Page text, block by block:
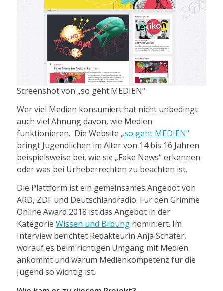
Screenshot von „so geht MEDIEN“
Wer viel Medien konsumiert hat nicht unbedingt
auch viel Ahnung davon, wie Medien
funktionieren. Die Website „so geht MEDIEN“
bringt Jugendlichen im Alter von 14 bis 16 Jahren
beispielsweise bei, wie sie „Fake News“ erkennen
oder was bei Urheberrechten zu beachten ist.
Die Plattform ist ein gemeinsames Angebot von
ARD, ZDF und Deutschlandradio. Für den Grimme
Online Award 2018 ist das Angebot in der
Kategorie Wissen und Bildungnominiert. Im
Interview berichtet Redakteurin Anja Schäfer,
worauf es beim richtigen Umgang mit Medien
ankommt und warum Medienkompetenz für die
Jugend so wichtig ist.